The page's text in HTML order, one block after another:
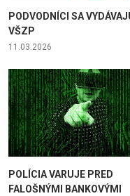
PODVODNÍCI SA
VŠZP
11.03.2026
POLÍCIA VARUJE PRED
FALOŠNÝMI BANKOVÝMI